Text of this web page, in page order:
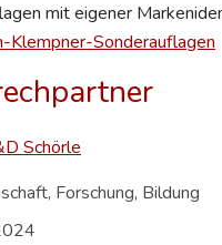
mit eigener
Klempner-Sonderauflagen
Schörle
Forschung, Bildung